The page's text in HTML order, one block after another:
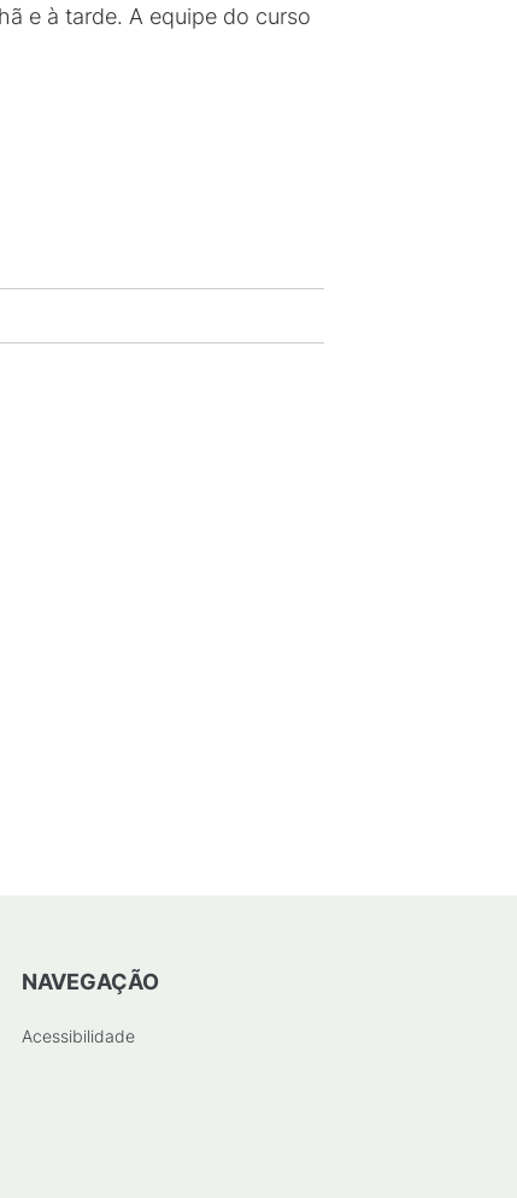
e à tarde. A equipe do curso
NAVEGAÇÃO
Acessibilidade